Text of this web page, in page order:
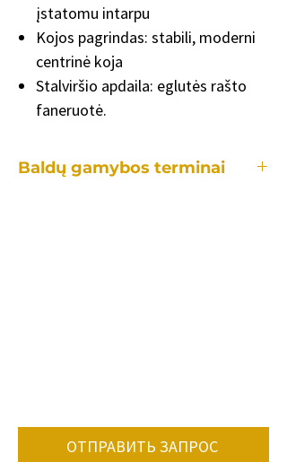
įstatomu intarpu
Kojos pagrindas: stabili, moderni
centrinė koja
Stalviršio apdaila: eglutės rašto
faneruotė.
Baldų gamybos terminai
Dėl konkretaus gamybos termino
ОТПРАВИТЬ ЗАПРОС